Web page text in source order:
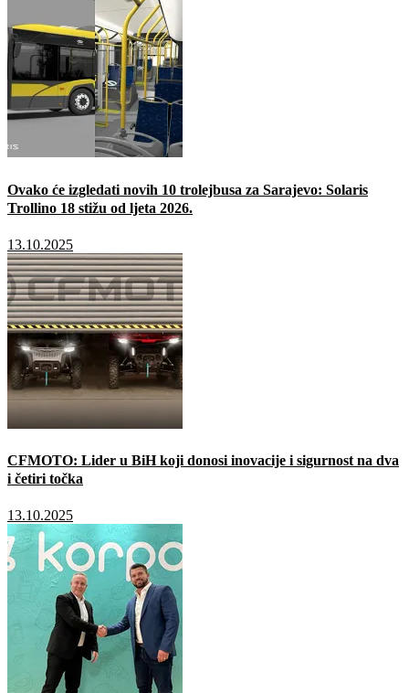
Ovako će izgledati novih 10 trolejbusa za Sarajevo: Solaris
Trollino 18 stižu od ljeta 2026.
13.10.2025
CFMOTO: Lider u BiH koji donosi inovacije i sigurnost na dva
i četiri točka
13.10.2025